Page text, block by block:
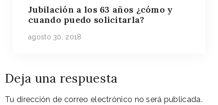
Jubilación a los 63 años ¿cómo y
cuando puedo solicitarla?
agosto 30, 2018
Deja una respuesta
Tu dirección de correo electrónico no será publicada.